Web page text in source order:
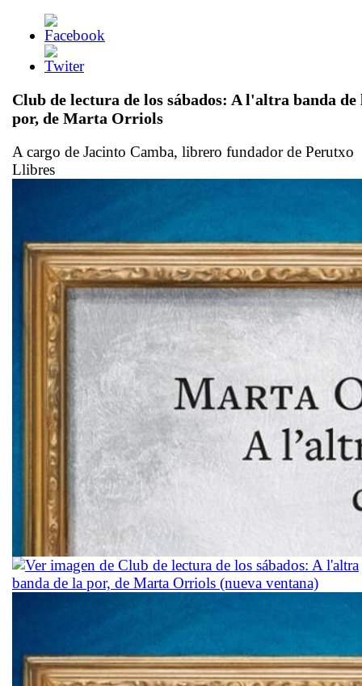
Club de lectura de los sábados: A l'altra banda de
por, de Marta Orriols
A cargo de Jacinto Camba, librero fundador de Perutxo
Llibres